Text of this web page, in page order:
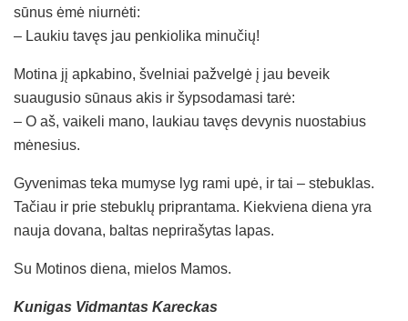
sūnus ėmė niurnėti:
– Laukiu tavęs jau penkiolika minučių!
Motina jį apkabino, švelniai pažvelgė į jau beveik
suaugusio sūnaus akis ir šypsodamasi tarė:
– O aš, vaikeli mano, laukiau tavęs devynis nuostabius
mėnesius.
Gyvenimas teka mumyse lyg rami upė, ir tai – stebuklas.
Tačiau ir prie stebuklų priprantama. Kiekviena diena yra
nauja dovana, baltas neprirašytas lapas.
Su Motinos diena, mielos Mamos.
Kunigas Vidmantas Kareckas